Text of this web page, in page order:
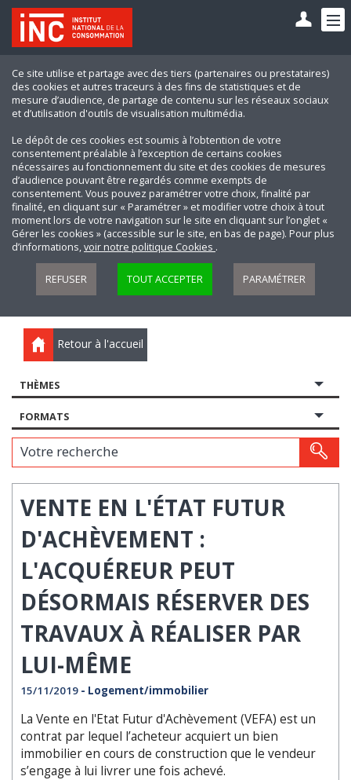
Ce site utilise et partage avec des tiers (partenaires ou prestataires)
des cookies et autres traceurs à des fins de statistiques et de
mesure d’audience, de partage de contenu sur les réseaux sociaux
et d’utilisation d'outils de visualisation multimédia.
Le dépôt de ces cookies est soumis à l’obtention de votre
consentement préalable à l’exception de certains cookies
nécessaires au fonctionnement du site et des cookies de mesures
d’audience pouvant être regardés comme exempts de
consentement. Vous pouvez paramétrer votre choix, finalité par
finalité, en cliquant sur « Paramétrer » et modifier votre choix à tout
moment lors de votre navigation sur le site en cliquant sur l’onglet «
Gérer les cookies » (accessible sur le site, en bas de page). Pour plus
d’informations,voir notre politique Cookies .
REFUSER TOUT ACCEPTER PARAMÉTRER
Retour à l'accueil
THÈMES
FORMATS
Votre recherche
VENTE EN L'ÉTAT FUTUR
D'ACHÈVEMENT :
L'ACQUÉREUR PEUT
DÉSORMAIS RÉSERVER DES
TRAVAUX À RÉALISER PAR
LUI-MÊME
15/11/2019 - Logement/immobilier
La Vente en l'Etat Futur d'Achèvement (VEFA) est un
contrat par lequel l’acheteur acquiert un bien
immobilier en cours de construction que le vendeur
s’engage à lui livrer une fois achevé.